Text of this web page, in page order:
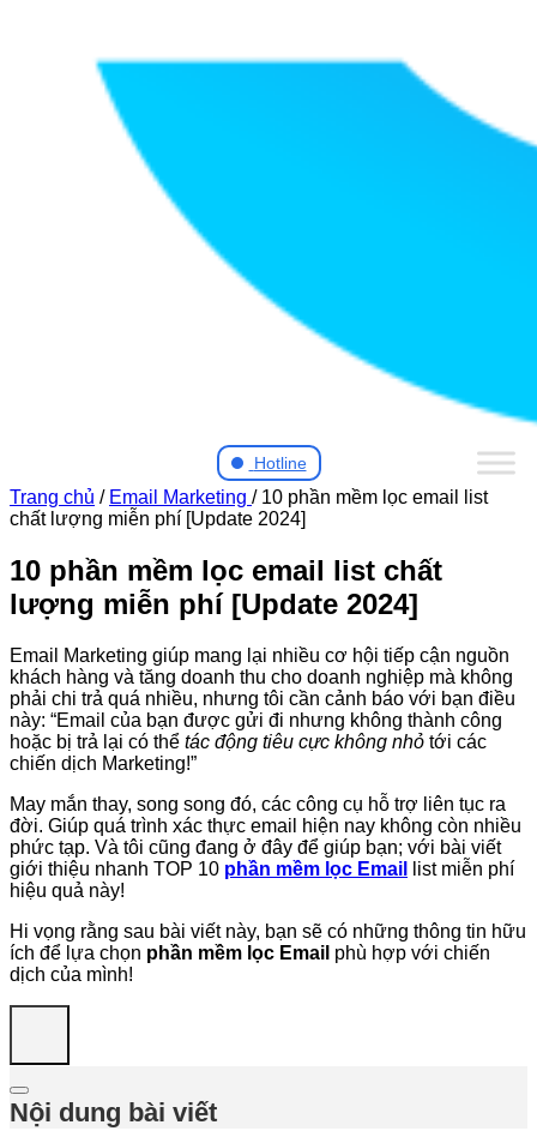
Hotline
Trang chủ / Email Marketing / 10 phần mềm lọc email list
chất lượng miễn phí [Update 2024]
10 phần mềm lọc email list chất
lượng miễn phí [Update 2024]
Email Marketing giúp mang lại nhiều cơ hội tiếp cận nguồn
khách hàng và tăng doanh thu cho doanh nghiệp mà không
phải chi trả quá nhiều, nhưng tôi cần cảnh báo với bạn điều
này: “Email của bạn được gửi đi nhưng không thành công
hoặc bị trả lại có thể tác động tiêu cực không nhỏ tới các
chiến dịch Marketing!”
May mắn thay, song song đó, các công cụ hỗ trợ liên tục ra
đời. Giúp quá trình xác thực email hiện nay không còn nhiều
phức tạp. Và tôi cũng đang ở đây để giúp bạn; với bài viết
giới thiệu nhanh TOP 10 phần mềm lọc Email
list miễn phí
hiệu quả này!
Hi vọng rằng sau bài viết này, bạn sẽ có những thông tin hữu
ích để lựa chọn phần mềm lọc Email phù hợp với chiến
dịch của mình!
Nội dung bài viết